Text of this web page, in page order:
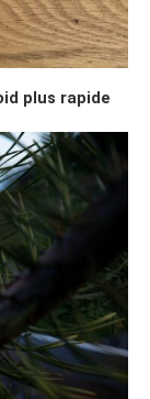
plus rapide